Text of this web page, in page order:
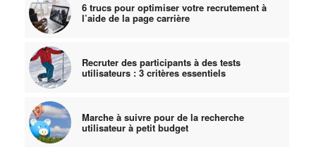
6 trucs pour optimiser votre recrutement à
l’aide de la page carrière
Recruter des participants à des tests
utilisateurs : 3 critères essentiels
Marche à suivre pour de la recherche
utilisateur à petit budget